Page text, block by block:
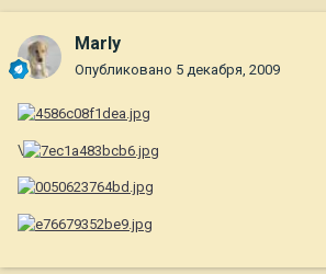
Marly
Опубликовано 5 декабря, 2009
\